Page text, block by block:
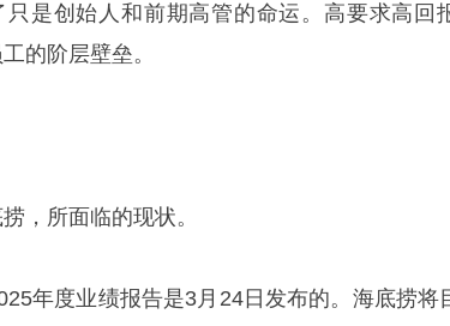
只是创始人和前期高管的命运。高要求高回
的阶层壁垒。
，所面临的现状。
年度业绩报告是3月24日发布的。海底捞将